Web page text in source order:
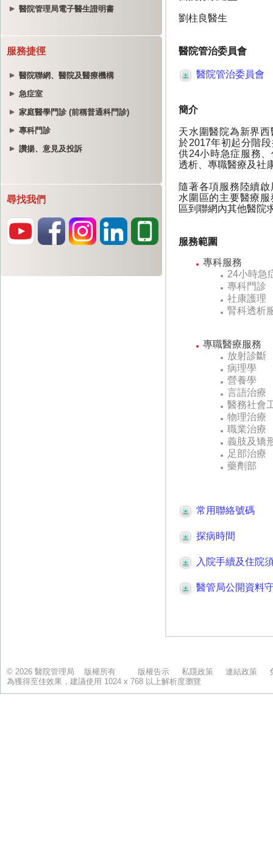
醫院管理局電子醫生證明書
服務捷徑
醫院聯網、醫院及醫療機構
急症室
家庭醫學門診 (前稱普通科門診)
專科門診
讚揚、意見及投訴
尋找我們
© 2026 醫院管理局 版權所有 版權告示 私隱政策 連結政策
為獲得至佳效果，建議使用 1024 x 768 以上解析度瀏覽